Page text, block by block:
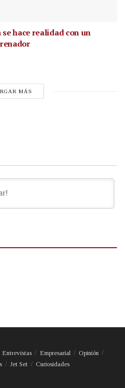
hace realidad con un
MÁS
Entrevistas Empresarial
Opinión
Jet Set Curiosidades